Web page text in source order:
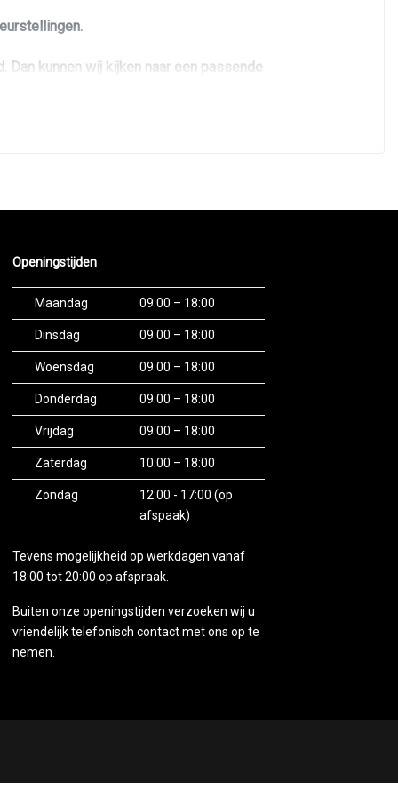
Dan kunnen wij kijken naar een passende
mogelijk, wij zijn intermediair daardoor kunnen
kosteloos tenaamstelling en
Nederlands geldig rijbewijs vereist. Betalingen
dat uw bank een tijdlimiet van 4 uur hanteert (dit
tevoren verhoogt om een soepele betaling
Openingstijden
Maandag 09:00 – 18:00
Dinsdag 09:00 – 18:00
Woensdag 09:00 – 18:00
Donderdag 09:00 – 18:00
Vrijdag 09:00 – 18:00
Zaterdag 10:00 – 18:00
Zondag
12:00 - 17:00 (op
afspaak)
Tevens mogelijkheid op werkdagen vanaf
18:00 tot 20:00 op afspraak.
Buiten onze openingstijden verzoeken wij u
vriendelijk telefonisch contact met ons op te
nemen.